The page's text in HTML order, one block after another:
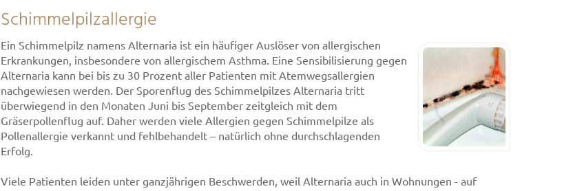
Schimmelpilzallergie
Ein Schimmelpilz namens Alternaria ist ein häufiger Auslöser von allergischen
Erkrankungen, insbesondere von allergischem Asthma. Eine Sensibilisierung gegen
Alternaria kann bei bis zu 30 Prozent aller Patienten mit Atemwegsallergien
nachgewiesen werden. Der Sporenflug des Schimmelpilzes Alternaria tritt
überwiegend in den Monaten Juni bis September zeitgleich mit dem
Gräserpollenflug auf. Daher werden viele Allergien gegen Schimmelpilze als
Pollenallergie verkannt und fehlbehandelt – natürlich ohne durchschlagenden
Erfolg.
Viele Patienten leiden unter ganzjährigen Beschwerden, weil Alternaria auch in Wohnungen - auf